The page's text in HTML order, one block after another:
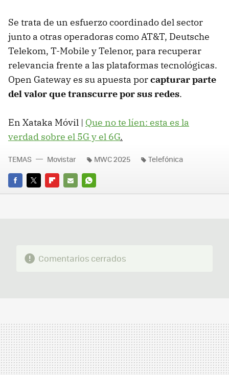
Se trata de un esfuerzo coordinado del sector
junto a otras operadoras como AT&T, Deutsche
Telekom, T-Mobile y Telenor, para recuperar
relevancia frente a las plataformas tecnológicas.
Open Gateway es su apuesta porcapturar parte
del valor que transcurre por sus redes.
En Xataka Móvil | Que no te líen: esta es la
verdad sobre el 5G y el 6G.
FACEBOOK
TWITTERFLIPBOARD
E-
WHATSAPP
TEMAS Movistar MWC 2025 Telefónica
Comentarios cerrados